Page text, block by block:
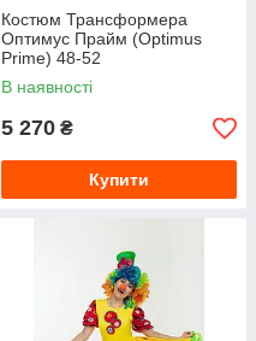
Костюм Трансформера
Оптимус Прайм (Optimus
Prime) 48-52
В наявності
5 270 ₴
Купити